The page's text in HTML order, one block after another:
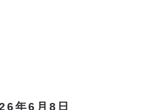
年6月8日